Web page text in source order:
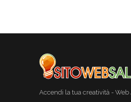
Accendi la tua creatività - Web